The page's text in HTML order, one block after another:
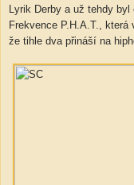
Lyrik Derby a už tehdy
Frekvence P.H.A.T.,
že tihle dva přináší na